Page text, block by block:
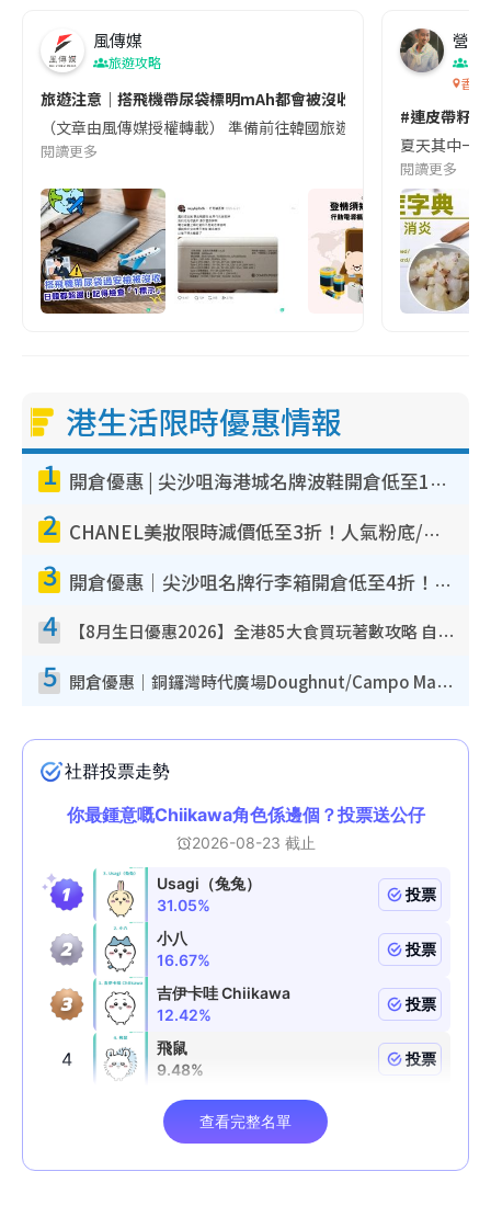
風傳媒
旅遊攻略
旅遊注意｜搭飛機帶尿袋標明mAh都會被沒收😱出發前切記檢查
（文章由風傳媒授權轉載） 準備前往韓國旅遊的民眾，近期要
閱讀更多
營養
香港
#連皮帶籽
夏天其中一
閱讀更多
港生活限時優惠情報
1 開倉優惠 | 尖沙咀海港城名牌波鞋開倉低至1折！On鞋$899起／Joy&Peace鞋履$98起
2 CHANEL美妝限時減價低至3折！人氣粉底/唇膏/精華液低至$275！COCO香水都有平
3 開倉優惠｜尖沙咀名牌行李箱開倉低至4折！一連5日 American Tourister/ace./Hallmark $200起！
4 【8月生日優惠2026】全港85大食買玩著數攻略 自助餐/火鍋放題同行免費＋誠品/DONKI送現金券
5 開倉優惠｜銅鑼灣時代廣場Doughnut/Campo Marzio開倉低至1折！背囊、書包、手袋劈價$200起